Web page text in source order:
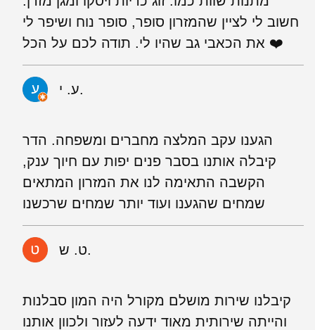
חשוב לי לציין שהמזרון סופר, סופר נוח ושיפר לי
ע. י.
הגענו עקב המלצה מחברים ומשפחה. הדר
קיבלה אותנו בסבר פנים יפות עם חיוך ענק,
הקשבה התאימה לנו את המזרון המתאים
שמחים שהגענו ועוד יותר שמחים שרכשנו
ט. ש.
קיבלנו שירות מושלם מקורל היה המון סבלנות
והייתה שירותית מאוד ידעה לעזור ולכוון אותנו